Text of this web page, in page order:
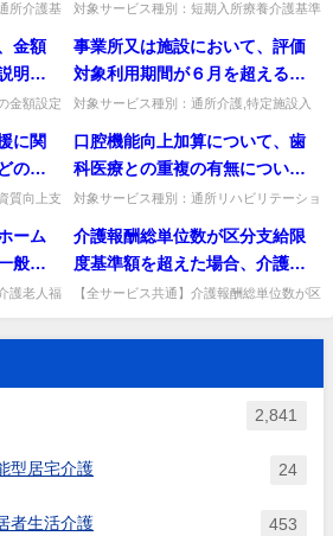
、以
。 ①
の開
した
の当
した
用し
利用
間の
用し
所介護基
場合に
療法や食事療法により、血液検
査の数値が改善された場合で
も、療養食加算を算定できる
か。
対象サービス種別：短期入所療養介護基準
加算の対象となる脂質異常症の入所者等に
ついて、薬物療法や食事療法...
金額
明す
金額設定
説明し、
事業所又は施設において、評価
対象利用期間が６月を超えると
は、どのような意味か。
対象サービス種別：通所介護,特定施設入
型通所介護,認知症対応型通所介護,地域密
着型特定施設入居者生活...
に関
のよ
質向上支
リア志向
口腔機能向上加算について、歯
科医療との重複の有無について
は、歯科医療機関又は事業所の
いずれにおいて判断するのか。
対象サービス種別：通所リハビリテーショ
算」質問口腔機能向上加算について、歯科
医療との重複の有無については...
ーム
般の
に比
。
護老人福
介護報酬総単位数が区分支給限
度基準額を超えた場合、介護職
員処遇改善加算はどのように算
定するのか。
【全サービス共通】介護報酬総単位数が区
2,841
型居宅介護 24
者生活介護 453